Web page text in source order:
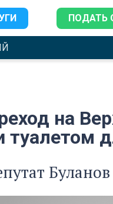
ПОДАТЬ
на
туалетом
Буланов